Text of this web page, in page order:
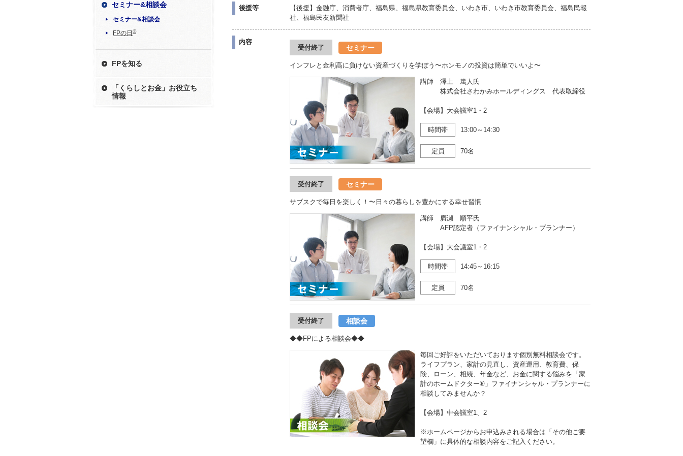
セミナー&相談会
セミナー&相談会
FPの日 ®
FPを知る
「くらしとお金」お役立ち
情報
後援等
【後援】金融庁、消費者庁、福島県、福島県教育委員会、いわき市、いわき市教育委員会、福島民報
社、福島民友新聞社
内容
受付終了 セミナー
インフレと金利高に負けない資産づくりを学ぼう〜ホンモノの投資は簡単でいいよ〜
講師 澤上 篤人氏
株式会社さわかみホールディングス 代表取締役
【会場】大会議室1・2
時間帯 13:00～14:30
定員 70名
受付終了 セミナー
サブスクで毎日を楽しく！〜日々の暮らしを豊かにする幸せ習慣
講師 廣瀬 順平氏
AFP認定者（ファイナンシャル・プランナー）
【会場】大会議室1・2
時間帯 14:45～16:15
定員 70名
受付終了 相談会
◆◆FPによる相談会◆◆
毎回ご好評をいただいております個別無料相談会です。
ライフプラン、家計の見直し、資産運用、教育費、保
険、ローン、相続、年金など、お金に関する悩みを「家
計のホームドクター®」ファイナンシャル・プランナーに
相談してみませんか？
【会場】中会議室1、2
※ホームページからお申込みされる場合は「その他ご要
望欄」に具体的な相談内容をご記入ください。